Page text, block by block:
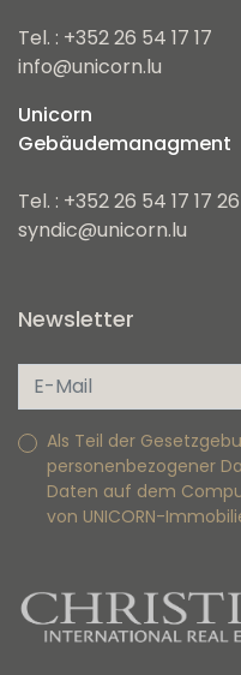
Tel. : +352 26 54 17 17
info@unicorn.lu
Unicorn
Gebäudemanagment
Tel. : +352 26 54 17 17 26
syndic@unicorn.lu
Newsletter
Als Teil der
personenbezogener
Daten auf dem
von UNICORN-